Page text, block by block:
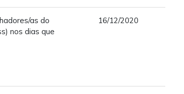
as do
nos dias que
16/12/2020